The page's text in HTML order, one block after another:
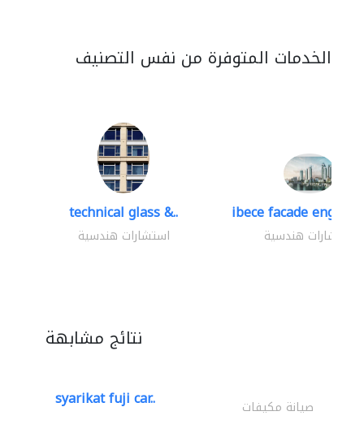
الخدمات المتوفرة من نفس التصنيف
technical glass &..
استشارات هندسية
ibece facade
استشارات هندسية
نتائج مشابهة
syarikat fuji car.. صيانة مكيفات